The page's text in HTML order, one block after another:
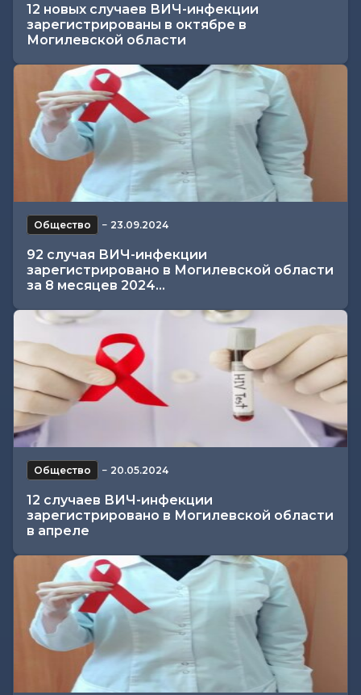
12 новых случаев ВИЧ-инфекции
зарегистрированы в октябре в
Могилевской области
Общество − 23.09.2024
92 случая ВИЧ-инфекции
зарегистрировано в Могилевской области
за 8 месяцев 2024...
Общество − 20.05.2024
12 случаев ВИЧ-инфекции
зарегистрировано в Могилевской области
в апреле